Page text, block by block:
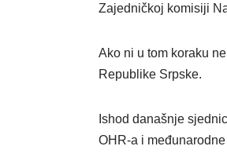
Zajedničkoj komisiji
Ako ni u tom koraku
Republike Srpske.
Ishod današnje
OHR-a i